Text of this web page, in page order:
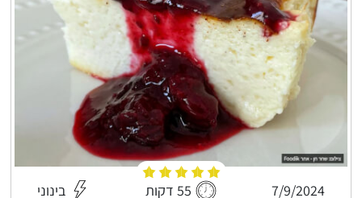
7/9/2024 55 דקות בינוני